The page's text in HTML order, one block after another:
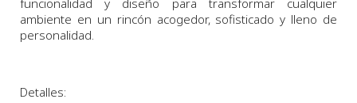
funcionalidad y diseño para transformar cualquier
ambiente en un rincón acogedor, sofisticado y lleno de
personalidad.
Detalles: